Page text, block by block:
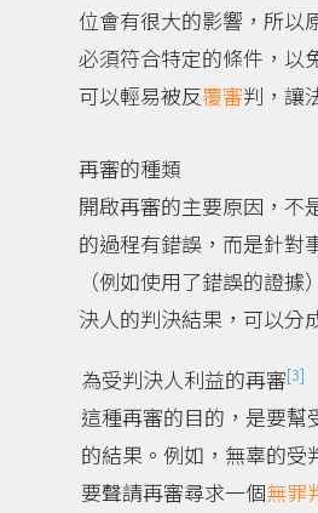
位會有很大的影響，所以
必須符合特定的條件，以
可以輕易被反覆審判，讓
再審的種類
開啟再審的主要原因，不
的過程有錯誤，而是針對
（例如使用了錯誤的證
決人的判決結果，可以分
為受判決人利益的再審[3]
這種再審的目的，是要幫
的結果。例如，無辜的受
要聲請再審尋求一個無罪